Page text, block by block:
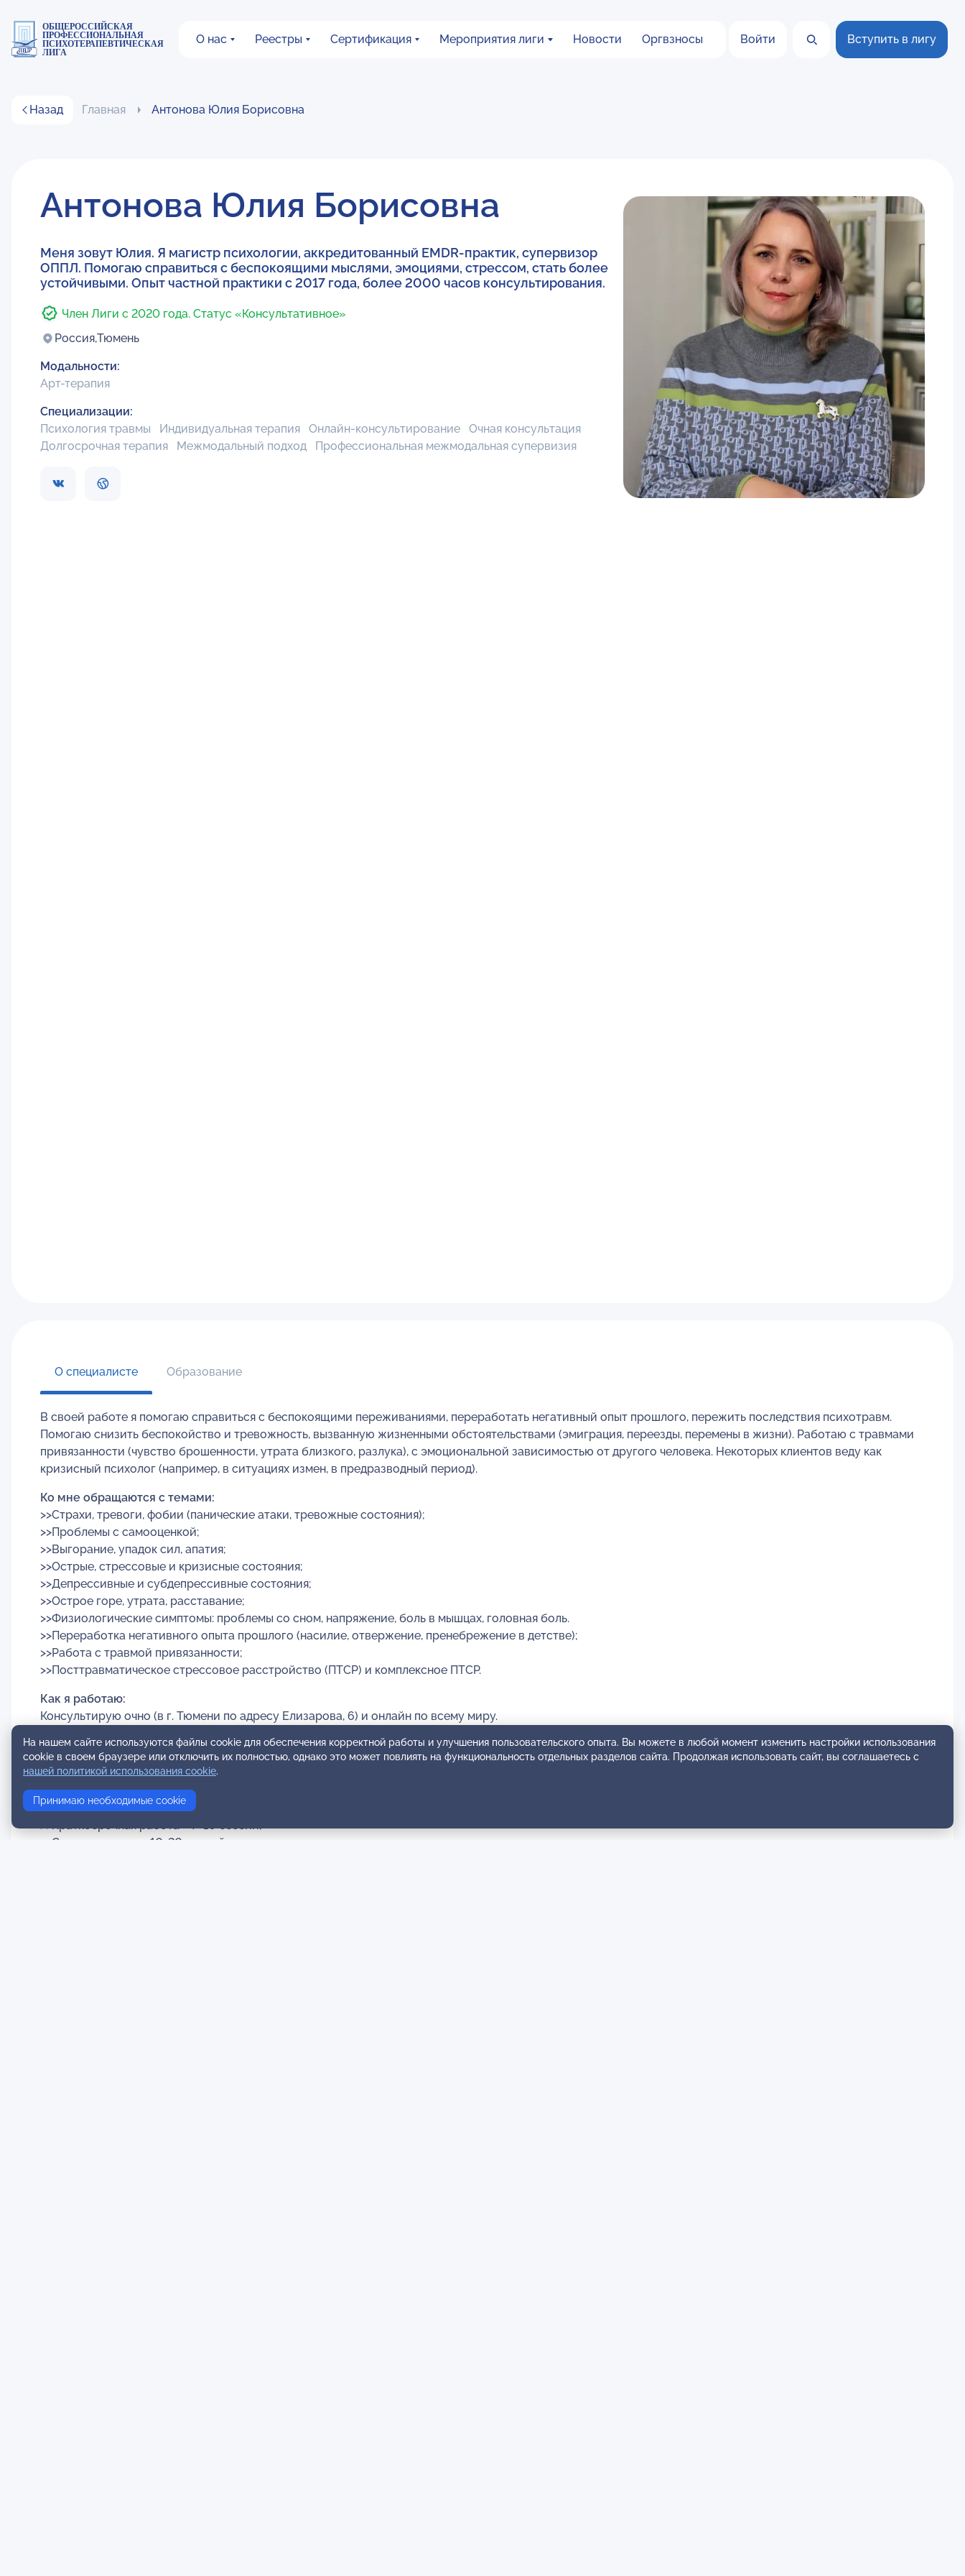
ОБЩЕРОССИЙСКАЯ
ПРОФЕССИОНАЛЬНАЯ
ПСИХОТЕРАПЕВТИЧЕСКАЯ
ЛИГА
О нас Реестры Сертификация Мероприятия лиги Новости Оргвзносы Войти Вступить в лигу
Назад Главная Антонова Юлия Борисовна
Антонова Юлия Борисовна
Меня зовут Юлия. Я магистр психологии, аккредитованный ЕМDR-практик, супервизор
ОППЛ. Помогаю справиться с беспокоящими мыслями, эмоциями, стрессом, стать более
устойчивыми. Опыт частной практики с 2017 года, более 2000 часов консультирования.
Член Лиги с 2020 года. Статус «Консультативное»
Россия,Тюмень
Модальности:
Арт-терапия
Специализации:
Психология травмы
Индивидуальная терапия Онлайн-консультирование
Очная консультация
Долгосрочная терапия
Межмодальный подход Профессиональная межмодальная супервизия
О специалисте Образование
В своей работе я помогаю справиться с беспокоящими переживаниями, переработать негативный опыт прошлого, пережить последствия психотравм.
Помогаю снизить беспокойство и тревожность, вызванную жизненными обстоятельствами (эмиграция, переезды, перемены в жизни). Работаю с травмами
привязанности (чувство брошенности, утрата близкого, разлука), с эмоциональной зависимостью от другого человека. Некоторых клиентов веду как
кризисный психолог (например, в ситуациях измен, в предразводный период).
Ко мне обращаются с темами:
>>Страхи, тревоги, фобии (панические атаки, тревожные состояния);
>>Проблемы с самооценкой;
>>Выгорание, упадок сил, апатия;
>>Острые, стрессовые и кризисные состояния;
>>Депрессивные и субдепрессивные состояния;
>>Острое горе, утрата, расставание;
>>Физиологические симптомы: проблемы со сном, напряжение, боль в мышцах, головная боль.
>>Переработка негативного опыта прошлого (насилие, отвержение, пренебрежение в детстве);
>>Работа с травмой привязанности;
>>Посттравматическое стрессовое расстройство (ПТСР) и комплексное ПТСР.
Как я работаю:
Консультирую очно (в г. Тюмени по адресу Елизарова, 6) и онлайн по всему миру.
Стоимость консультации:
Индивидуальная консультация 5000 рублей за 60 минут, 7000 рублей за 90 минут.
Как долго длится работа с психологом:
Длительность зависит от степени сложности вашего запроса.
>>Краткосрочная работа – 7-10 сессий;
>>Среднесрочная – 10-20 сессий;
На нашем сайте используются файлы cookie для обеспечения корректной работы и улучшения пользовательского опыта. Вы можете в любой момент изменить настройки использования
cookie в своем браузере или отключить их полностью, однако это может повлиять на функциональность отдельных разделов сайта. Продолжая использовать сайт, вы соглашаетесь с
нашей политикой использования cookie.
Принимаю необходимые cookie